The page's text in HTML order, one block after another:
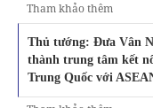
Tham khảo thêm
Thủ tướng: Đưa Vân
thành trung tâm kết
Trung Quốc với